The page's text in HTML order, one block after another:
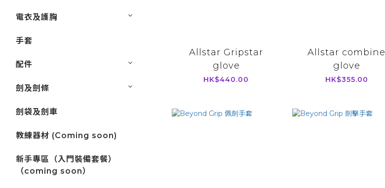
電衣及護胸
手套
配件
劍及劍條
劍袋及劍車
教練器材 (Coming soon)
新手專區（入門裝備套餐）
（coming soon）
Allstar Gripstar
glove
HK$440.00
Allstar combine
glove
HK$355.00